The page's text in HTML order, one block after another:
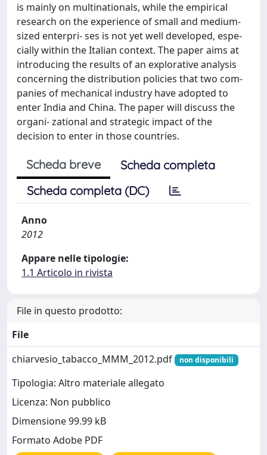
is mainly on multinationals, while the empirical
research on the experience of small and medium-
sized enterpri- ses is not yet well developed, espe-
cially within the Italian context. The paper aims at
introducing the results of an explorative analysis
concerning the distribution policies that two com-
panies of mechanical industry have adopted to
enter India and China. The paper will discuss the
organi- zational and strategic impact of the
decision to enter in those countries.
Scheda breve
Scheda completa
Scheda completa (DC)
Anno
2012
Appare nelle tipologie:
1.1 Articolo in rivista
File in questo prodotto:
File
chiarvesio_tabacco_MMM_2012.pdf
non disponibili
Tipologia: Altro materiale allegato
Licenza: Non pubblico
Dimensione 99.99 kB
Formato Adobe PDF